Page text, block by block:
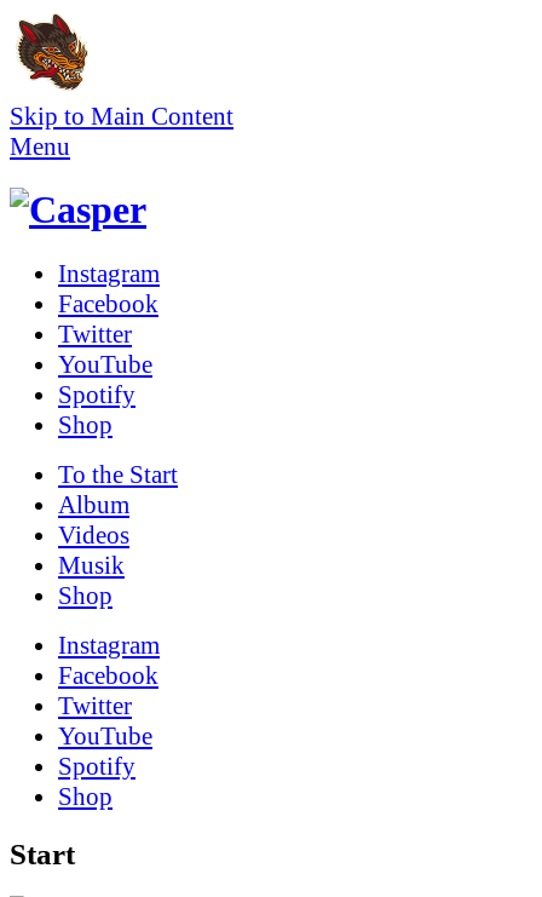
Skip to Main Content
Menu
Instagram
Facebook
Twitter
YouTube
Spotify
Shop
To the Start
Album
Videos
Musik
Shop
Instagram
Facebook
Twitter
YouTube
Spotify
Shop
Start